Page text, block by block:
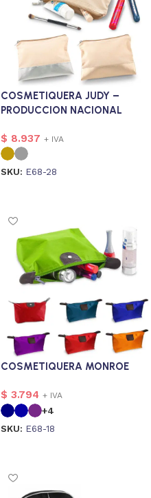
COSMETIQUERA JUDY –
PRODUCCION NACIONAL
$ 8.937 + IVA
SKU: E68-28
COSMETIQUERA MONROE
$ 3.794 + IVA
+4
SKU: E68-18